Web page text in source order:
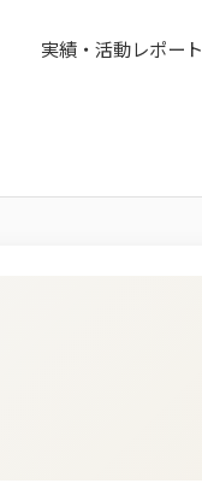
実績・活動レポート